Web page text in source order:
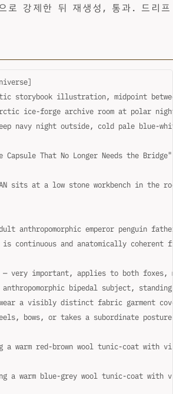
로 강제한 뒤 재생성, 통과. 드리프
storybook illustration, midpoint
ice-forge archive room at polar
navy night outside, cold pale blue-
Capsule That No Longer Needs the
sits at a low stone workbench in
adult anthropomorphic emperor penguin
is continuous and anatomically
— very important, applies to both
bipedal subject,
wear a visibly distinct fabric garment
bows, or takes a subordinate posture;
a warm red-brown wool tunic-coat
a warm blue-grey wool tunic-coat